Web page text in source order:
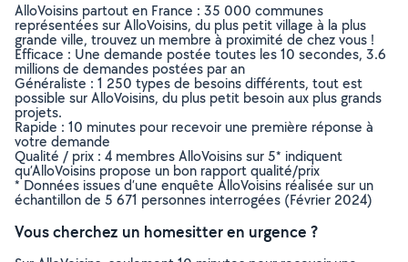
AlloVoisins partout en France : 35 000 communes
représentées sur AlloVoisins, du plus petit village à la plus
grande ville, trouvez un membre à proximité de chez vous !
Efficace : Une demande postée toutes les 10 secondes, 3.6
millions de demandes postées par an
Généraliste : 1 250 types de besoins différents, tout est
possible sur AlloVoisins, du plus petit besoin aux plus grands
projets.
Rapide : 10 minutes pour recevoir une première réponse à
votre demande
Qualité / prix : 4 membres AlloVoisins sur 5* indiquent
qu’AlloVoisins propose un bon rapport qualité/prix
* Données issues d’une enquête AlloVoisins réalisée sur un
échantillon de 5 671 personnes interrogées (Février 2024)
Vous cherchez un homesitter en urgence ?